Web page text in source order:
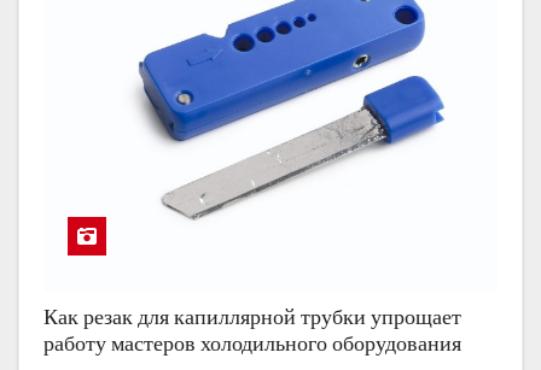
Как резак для капиллярной трубки упрощает
работу мастеров холодильного оборудования